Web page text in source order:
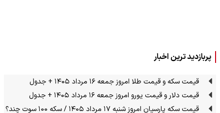
پربازدید ترین اخبار
قیمت سکه و قیمت طلا امروز جمعه ۱۶ مرداد ۱۴۰۵ + جدول
قیمت دلار و قیمت یورو امروز جمعه ۱۶ مرداد ۱۴۰۵ + جدول
قیمت سکه پارسیان امروز شنبه ۱۷ مرداد ۱۴۰۵ / سکه ۱۰۰ سوت چند؟